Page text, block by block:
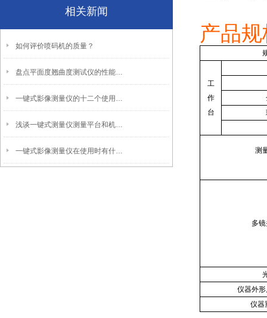
产品
工
作
台
测
多
仪器外
仪器
相关新闻
如何评价喷码机的质量？
盘点平面度翘曲度测试仪的性能优势和特点
一键式影像测量仪的十二个使用注意事项请了解
浅谈一键式测量仪测量平台和机身外壳的保养
一键式影像测量仪在使用时有什么要注意的呢？